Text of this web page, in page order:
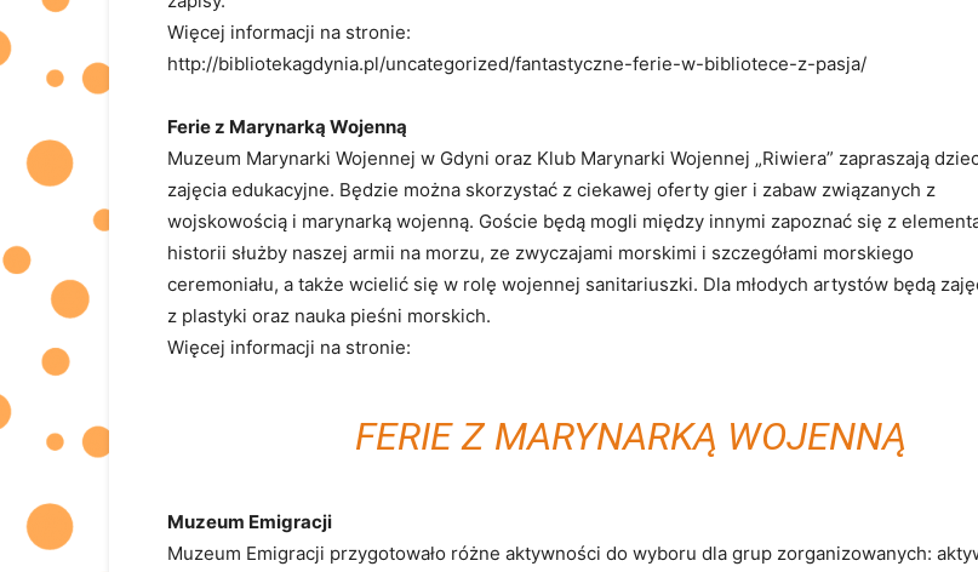
Więcej informacji na stronie:
http://bibliotekagdynia.pl/uncategorized/fantastyczne-ferie-w-bibliotece-z-pasja/
​Ferie z Marynarką Wojenną
Muzeum Marynarki Wojennej w Gdyni oraz Klub Marynarki Wojennej „Riwiera” zapraszają
zajęcia edukacyjne. Będzie można skorzystać z ciekawej oferty gier i zabaw związanych z
wojskowością i marynarką wojenną. Goście będą mogli między innymi zapoznać się z
historii służby naszej armii na morzu, ze zwyczajami morskimi i szczegółami morskiego
ceremoniału, a także wcielić się w rolę wojennej sanitariuszki. Dla młodych artystów będą
z plastyki oraz nauka pieśni morskich.
Więcej informacji na stronie:
FERIE Z MARYNARKĄ WOJENNĄ
Muzeum Emigracji
Muzeum Emigracji przygotowało różne aktywności do wyboru dla grup zorganizowanych: